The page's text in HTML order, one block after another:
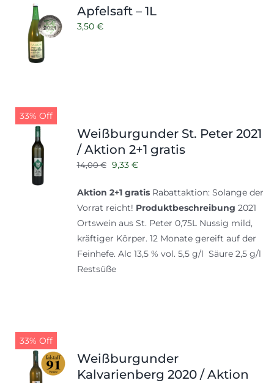
Apfelsaft – 1L
3,50 €
33% Off
Weißburgunder St. Peter 2021
/ Aktion 2+1 gratis
14,00€ Ursprünglicher
war:
14,00 €
9,33 €Aktueller
ist:
9,33 €.
Aktion 2+1 gratisRabattaktion: Solange der
Vorrat reicht! Produktbeschreibung 2021
Ortswein aus St. Peter 0,75L Nussig mild,
kräftiger Körper. 12 Monate gereift auf der
Feinhefe. Alc 13,5 % vol. 5,5 g/l Säure 2,5 g/l
Restsüße
33% Off
Weißburgunder
Kalvarienberg 2020 / Aktion